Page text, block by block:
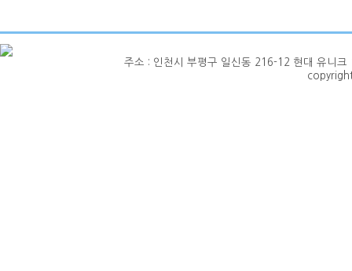
주소 : 인천시 부평구 일신동 216-12 현대 유니